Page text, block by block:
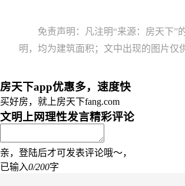
免责声明：凡注明“来源：房天下”
明，均为建筑面积；文中出现的图片仅
房天下app优惠多，速度快
买好房，就上房天下fang.com
文明上网理性发言精彩评论
亲，登陆后才可发表评论哦～，
已输入0/200字